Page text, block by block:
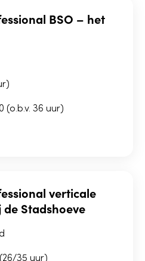
BSO – het
(o.b.v. 36 uur)
verticale
Stadshoeve
35 uur)